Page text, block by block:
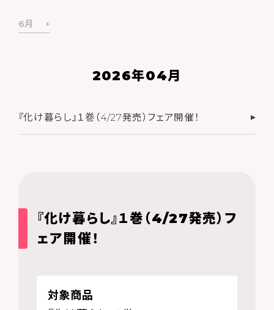
6月
2026年04月
『化け暮らし』１巻（4/27発売）フェア開催！
『化け暮らし』１巻（4/27発売）フ
ェア開催！
対象商品